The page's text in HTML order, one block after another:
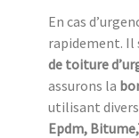
En cas
rapidement. Il
de toiture
assurons la
utilisant
Epdm,